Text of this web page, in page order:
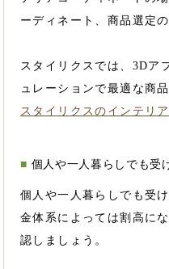
ーディネート、商品選定
スタイリクスでは、3Dア
ュレーションで最適な商
スタイリクスのインテリ
個人や一人暮らしでも受
個人や一人暮らしでも受
金体系によっては割高に
認しましょう。